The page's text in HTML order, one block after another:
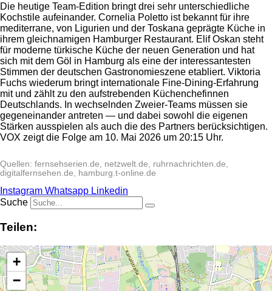
Die heutige Team-Edition bringt drei sehr unterschiedliche
Kochstile aufeinander. Cornelia Poletto ist bekannt für ihre
mediterrane, von Ligurien und der Toskana geprägte Küche in
ihrem gleichnamigen Hamburger Restaurant. Elif Oskan steht
für moderne türkische Küche der neuen Generation und hat
sich mit dem Göl in Hamburg als eine der interessantesten
Stimmen der deutschen Gastronomieszene etabliert. Viktoria
Fuchs wiederum bringt internationale Fine-Dining-Erfahrung
mit und zählt zu den aufstrebenden Küchenchefinnen
Deutschlands. In wechselnden Zweier-Teams müssen sie
gegeneinander antreten — und dabei sowohl die eigenen
Stärken ausspielen als auch die des Partners berücksichtigen.
VOX zeigt die Folge am 10. Mai 2026 um 20:15 Uhr.
Quellen: fernsehserien.de, netzwelt.de, ruhrnachrichten.de,
digitalfernsehen.de, hamburg.t-online.de
Instagram Whatsapp Linkedin
Suche
Teilen:
+
−